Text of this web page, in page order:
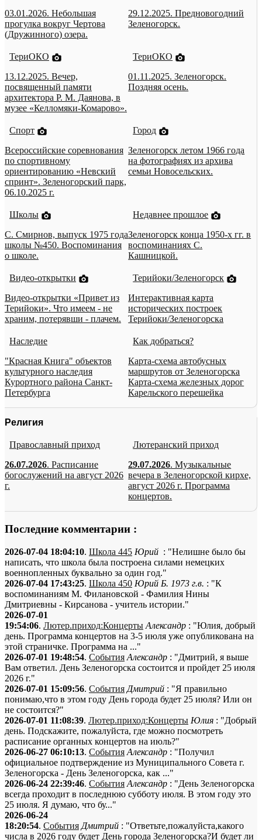
03.01.2026. Небольшая
прогулка вокруг Чертова
(Дружинного) озера.
29.12.2025. Предновогодний
Зеленогорск.
ТериОКО
13.12.2025. Вечер,
посвященный памяти
архитектора Р. М. Даянова, в
музее «Келломяки-Комарово».
ТериОКО
01.11.2025. Зеленогорск.
Поздняя осень.
Спорт
Всероссийские соревнования
по спортивному
ориентированию «Невский
спринт». Зеленогорский парк,
06.10.2025 г.
Город
Зеленогорск летом 1966 года
на фотографиях из архива
семьи Новосельских.
Школы
С. Смирнов, выпуск 1975 года
школы №450. Воспоминания
о школе.
Недавнее прошлое
Зеленогорск конца 1950-х гг. в
воспоминаниях С.
Кашницкой.
Видео-открытки
Видео-открытки «Привет из
Терийоки». Что имеем - не
храним, потерявши - плачем.
Терийоки/Зеленогорск
Интерактивная карта
исторических построек
Терийоки/Зеленогорска
Наследие
"Красная Книга" объектов
культурного наследия
Курортного района Санкт-
Петербурга
Как добраться?
Карта-схема автобусных
маршрутов от Зеленогорска
Карта-схема железных дорог
Карельского перешейка
Религия
Православный приход
26.07.2026. Расписание
богослужений на август 2026
г.
Лютеранский приход
29.07.2026. Музыкальные
вечера в Зеленогорской кирхе,
август 2026 г. Программа
концертов.
Последние комментарии :
2026-07-04 18:04:10. Школа 445 Юрий : "Нелишне было бы
написать, что школа была построена силами немецких
военнопленных буквально за один год."
2026-07-04 17:43:25. Школа 450 Юрий Б. 1973 г.в. : "К
воспоминаниям М. Филановской - Фамилия Нины
Дмитриевны - Кирсанова - учитель истории."
2026-07-01
19:54:06. Лютер.приход:Концерты Александр : "Юлия, добрый
день. Программа концертов на 3-5 июля уже опубликована на
этой страничке. Программа на ..."
2026-07-01 19:48:54. События Александр : "Дмитрий, я выше
Вам ответил. День Зеленогорска состоится и пройдет 25 июля
2026 г."
2026-07-01 15:09:56. События Дмитрий : "Я правильно
понимаю,что в этом году День города будет 25 июля? Или он
не состоится?"
2026-07-01 11:08:39. Лютер.приход:Концерты Юлия : "Добрый
день. Подскажите, пожалуйста, где можно посмотреть
расписание органных концертов на июль?"
2026-06-27 06:10:13. События Александр : "Получил
официальное подтверждение из Муниципального Совета г.
Зеленогорска - День Зеленогорска, как ..."
2026-06-24 22:39:46. События Александр : "День Зеленогорска
всегда проходит в последнюю субботу июля. В этом году это
25 июля. Я думаю, что бу..."
2026-06-24
18:20:54. События Дмитрий : "Ответьте,пожалуйста,какого
числа в 2026 году будет День города Зеленогорска?И будет ли